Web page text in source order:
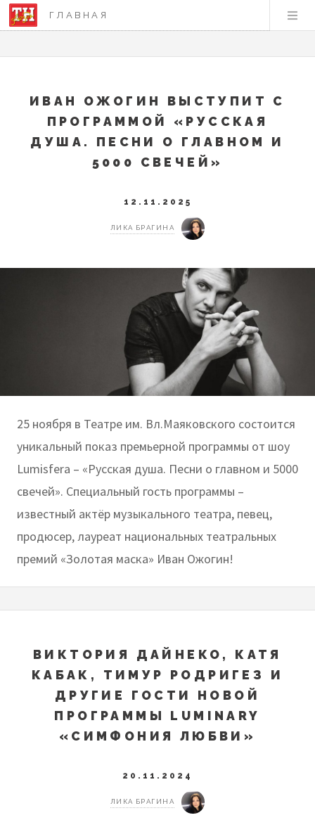
ГЛАВНАЯ
ИВАН ОЖОГИН ВЫСТУПИТ С
ПРОГРАММОЙ «РУССКАЯ
ДУША. ПЕСНИ О ГЛАВНОМ И
5000 СВЕЧЕЙ»
12.11.2025
ЛИКА БРАГИНА
25 ноября в Театре им. Вл.Маяковского состоится
уникальный показ премьерной программы от шоу
Lumisfera – «Русская душа. Песни о главном и 5000
свечей». Специальный гость программы –
известный актёр музыкального театра, певец,
продюсер, лауреат национальных театральных
премий «Золотая маска» Иван Ожогин!
ВИКТОРИЯ ДАЙНЕКО, КАТЯ
КАБАК, ТИМУР РОДРИГЕЗ И
ДРУГИЕ ГОСТИ НОВОЙ
ПРОГРАММЫ LUMINARY
«СИМФОНИЯ ЛЮБВИ»
20.11.2024
ЛИКА БРАГИНА